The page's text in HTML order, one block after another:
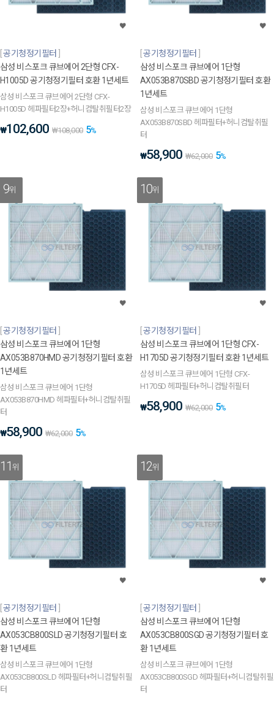
공기청정기필터
삼성 비스포크 큐브에어 2단형 CFX-
H1005D 공기청정기필터 호환 1년세트
삼성 비스포크 큐브에어 2단형 CFX-
H1005D 헤파필터2장+허니컴탈취필터2장
₩102,600 ₩108,000 5%
공기청정기필터
삼성 비스포크 큐브에어 1단형
AX053B870SBD 공기청정기필터 호환
1년세트
삼성 비스포크 큐브에어 1단형
AX053B870SBD 헤파필터+허니컴탈취필
터
₩58,900 ₩62,000 5%
9위
공기청정기필터
삼성 비스포크 큐브에어 1단형
AX053B870HMD 공기청정기필터 호환
1년세트
삼성 비스포크 큐브에어 1단형
AX053B870HMD 헤파필터+허니컴탈취필
터
₩58,900 ₩62,000 5%
10위
공기청정기필터
삼성 비스포크 큐브에어 1단형 CFX-
H1705D 공기청정기필터 호환 1년세트
삼성 비스포크 큐브에어 1단형 CFX-
H1705D 헤파필터+허니컴탈취필터
₩58,900 ₩62,000 5%
11위
공기청정기필터
삼성 비스포크 큐브에어 1단형
AX053CB800SLD 공기청정기필터 호
환 1년세트
삼성 비스포크 큐브에어 1단형
AX053CB800SLD 헤파필터+허니컴탈취필
터
12위
공기청정기필터
삼성 비스포크 큐브에어 1단형
AX053CB800SGD 공기청정기필터 호
환 1년세트
삼성 비스포크 큐브에어 1단형
AX053CB800SGD 헤파필터+허니컴탈취필
터